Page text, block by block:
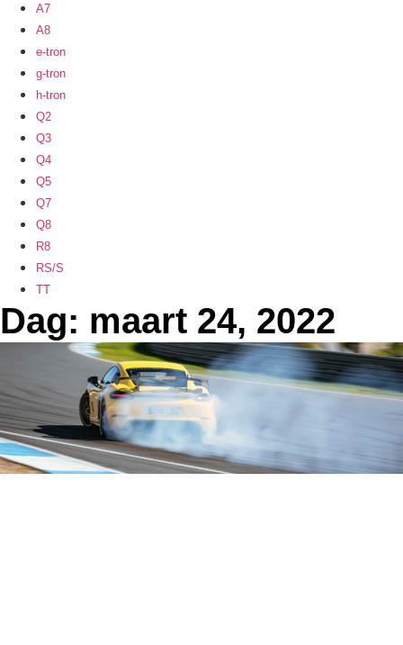
A7
A8
e-tron
g-tron
h-tron
Q2
Q3
Q4
Q5
Q7
Q8
R8
RS/S
TT
Dag: maart 24, 2022